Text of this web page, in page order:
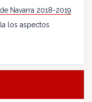
Navarra 2018-2019
los aspectos